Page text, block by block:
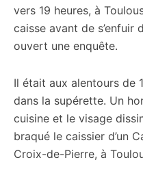
vers 19 heures, à
caisse avant de s’enfuir
ouvert une enquête.
Il était aux alentours de
dans la supérette. Un
cuisine et le visage
braqué le caissier d’un
Croix-de-Pierre, à